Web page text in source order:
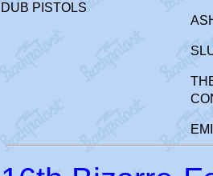
DUB PISTOLS